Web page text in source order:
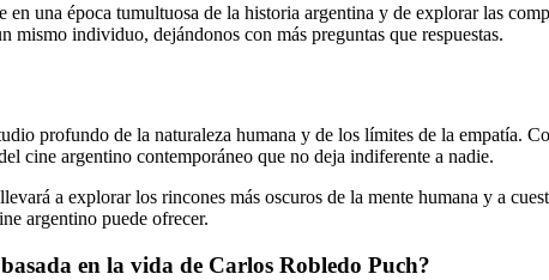
una época tumultuosa de la historia argentina y de explorar las
individuo, dejándonos con más preguntas que respuestas.
profundo de la naturaleza humana y de los límites de la empatía.
cine argentino contemporáneo que no deja indiferente a nadie.
a explorar los rincones más oscuros de la mente humana y a
argentino puede ofrecer.
en la vida de Carlos Robledo Puch?